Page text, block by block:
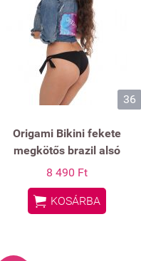
36
Origami Bikini fekete
megkötős brazil alsó
8 490 Ft
 KOSÁRBA